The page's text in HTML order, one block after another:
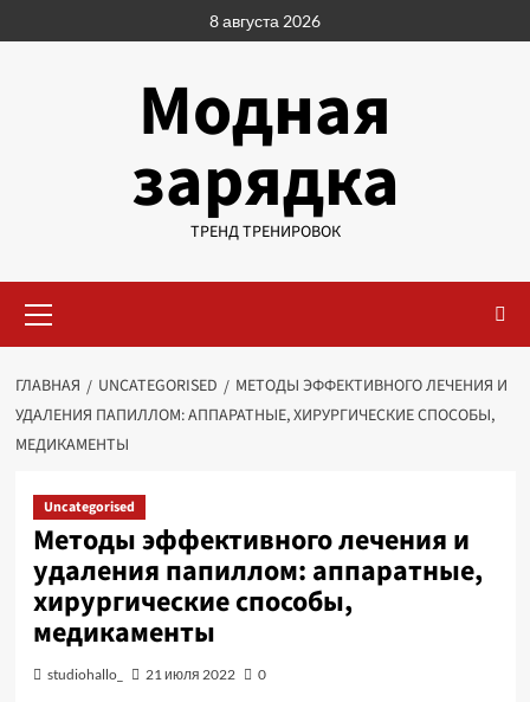
к
8 августа 2026
Модная
зарядка
ТРЕНД ТРЕНИРОВОК
меню
ГЛАВНАЯ UNCATEGORISED
МЕТОДЫ ЭФФЕКТИВНОГО ЛЕЧЕНИЯ И
УДАЛЕНИЯ ПАПИЛЛОМ: АППАРАТНЫЕ, ХИРУРГИЧЕСКИЕ СПОСОБЫ,
МЕДИКАМЕНТЫ
Uncategorised
Методы эффективного лечения и
удаления папиллом: аппаратные,
хирургические способы,
медикаменты
studiohallo_ 21 июля 2022 0